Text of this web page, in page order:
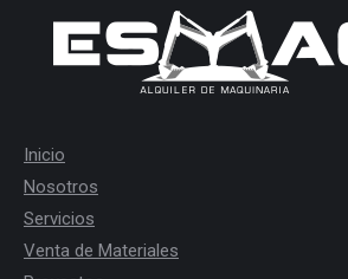
Inicio
Nosotros
Servicios
Venta de Materiales